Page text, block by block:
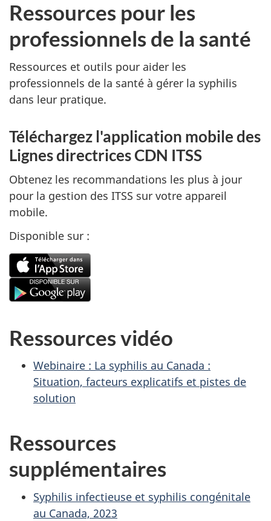
Ressources pour les
professionnels de la santé
Ressources et outils pour aider les
professionnels de la santé à gérer la syphilis
dans leur pratique.
Téléchargez l'application mobile des
Lignes directricesCDN ITSS
Obtenez les recommandations les plus à jour
pour la gestion des ITSS sur votre appareil
mobile.
Disponible sur :
Ressources vidéo
Webinaire : La syphilis au Canada :
Situation, facteurs explicatifs et pistes de
solution
Ressources
supplémentaires
Syphilis infectieuse et syphilis congénitale
au Canada, 2023